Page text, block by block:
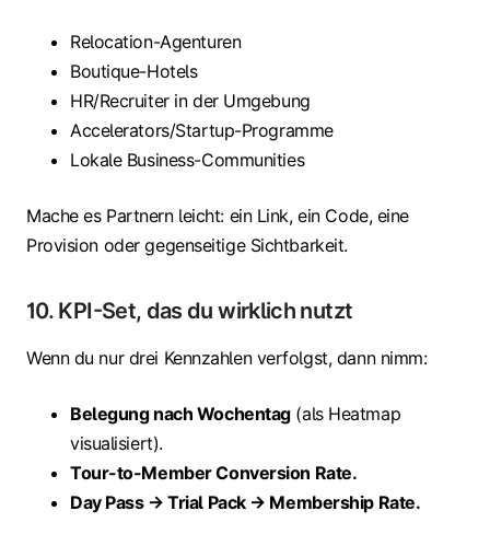
Relocation-Agenturen
Boutique-Hotels
HR/Recruiter in der Umgebung
Accelerators/Startup-Programme
Lokale Business-Communities
Mache es Partnern leicht: ein Link, ein Code, eine
Provision oder gegenseitige Sichtbarkeit.
10. KPI-Set, das du wirklich nutzt
Wenn du nur drei Kennzahlen verfolgst, dann nimm:
Belegung nach Wochentag(als Heatmap
visualisiert).
Tour-to-Member Conversion Rate.
Day Pass → Trial Pack → Membership Rate.